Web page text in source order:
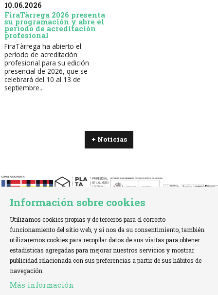
10.06.2026
FiraTàrrega 2026 presenta
su programación y abre el
período de acreditación
profesional
FiraTàrrega ha abierto el
período de acreditación
profesional para su edición
presencial de 2026, que se
celebrará del 10 al 13 de
septiembre...
+ Noticias
TELÉFONO:+34 621 00 65 08 | info@cofae.net
Sitemap | Aviso Legal
Declaración de accesibilidad
Información sobre cookies
Utilizamos cookies propias y de terceros para el correcto
funcionamiento del sitio web, y si nos da su consentimiento, también
utilizaremos cookies para recopilar datos de sus visitas para obtener
estadísticas agregadas para mejorar nuestros servicios y mostrar
publicidad relacionada con sus preferencias a partir de sus hábitos de
navegación.
Más información